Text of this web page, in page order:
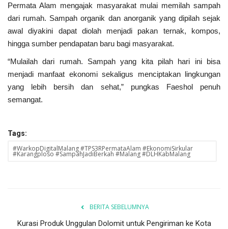
Permata Alam mengajak masyarakat mulai memilah sampah
dari rumah. Sampah organik dan anorganik yang dipilah sejak
awal diyakini dapat diolah menjadi pakan ternak, kompos,
hingga sumber pendapatan baru bagi masyarakat.
“Mulailah dari rumah. Sampah yang kita pilah hari ini bisa
menjadi manfaat ekonomi sekaligus menciptakan lingkungan
yang lebih bersih dan sehat,” pungkas Faeshol penuh
semangat.
Tags:
#WarkopDigitalMalang #TPS3RPermataAlam #EkonomiSirkular
#Karangploso #SampahJadiBerkah #Malang #DLHKabMalang
BERITA SEBELUMNYA
Kurasi Produk Unggulan Dolomit untuk Pengiriman ke Kota